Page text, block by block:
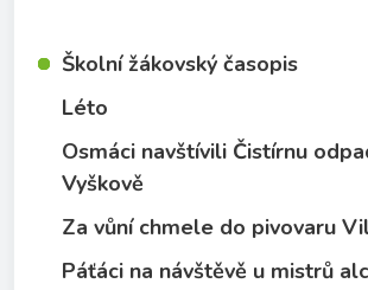
Školní žákovský časopis
Léto
Osmáci navštívili Čistírnu
Vyškově
Za vůní chmele do pivovaru
Páťáci na návštěvě u mistrů